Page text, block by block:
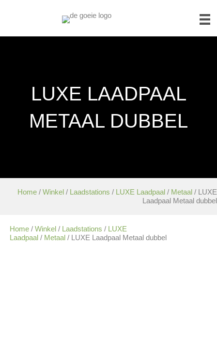
LUXE LAADPAAL
METAAL DUBBEL
Home / Winkel / Laadstations / LUXE Laadpaal / Metaal / LUXE
Laadpaal Metaal dubbel
Home / Winkel / Laadstations / LUXE
Laadpaal / Metaal / LUXE Laadpaal Metaal dubbel